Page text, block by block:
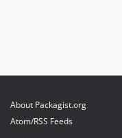
About Packagist.org
Atom/RSS Feeds